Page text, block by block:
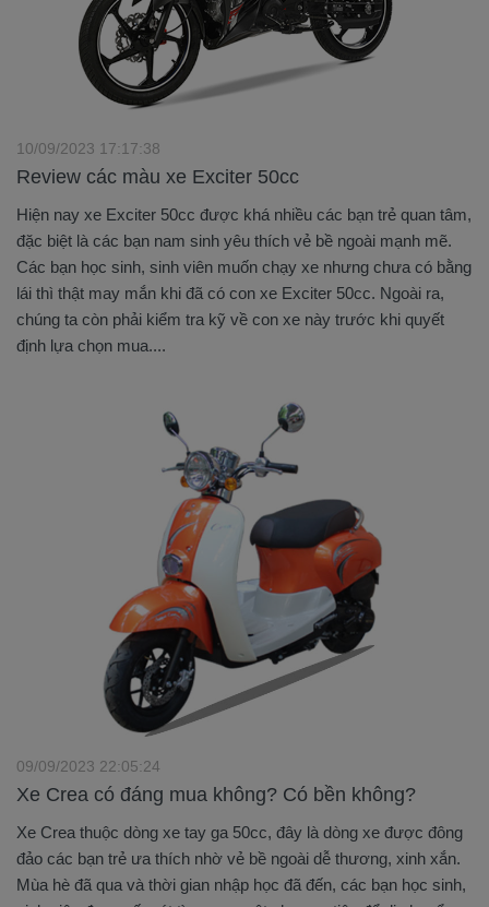
Review các màu xe Exciter 50cc
10/09/2023 17:17:38
Hiện nay xe Exciter 50cc được khá nhiều các bạn trẻ quan tâm,
đặc biệt là các bạn nam sinh yêu thích vẻ bề ngoài mạnh mẽ.
Các bạn học sinh, sinh viên muốn chạy xe nhưng chưa có bằng
lái thì thật may mắn khi đã có con xe Exciter 50cc. Ngoài ra,
chúng ta còn phải kiểm tra kỹ về con xe này trước khi quyết
định lựa chọn mua....
Xe Crea có đáng mua không? Có bền không?
09/09/2023 22:05:24
Xe Crea thuộc dòng xe tay ga 50cc, đây là dòng xe được đông
đảo các bạn trẻ ưa thích nhờ vẻ bề ngoài dễ thương, xinh xắn.
Mùa hè đã qua và thời gian nhập học đã đến, các bạn học sinh,